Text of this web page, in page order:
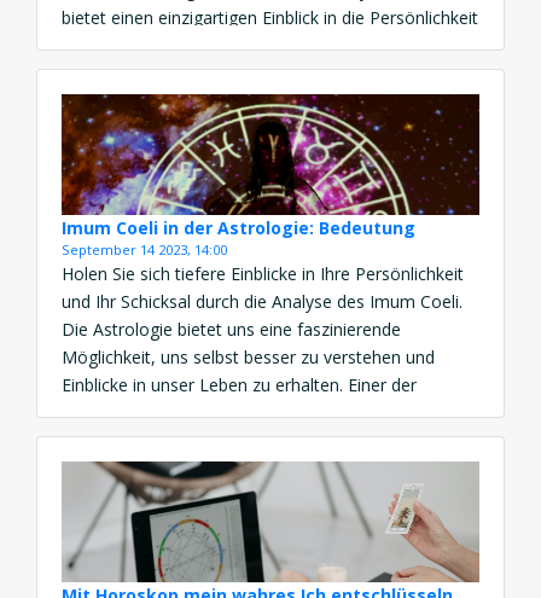
bietet einen einzigartigen Einblick in die Persönlichkeit
und das Schicksal eines Menschen. Die vedische
Astrologie, die Grundlage der indischen Sternzeichen,
hat eine lange Tradition und ist eng […]
Imum Coeli in der Astrologie: Bedeutung
September 14 2023, 14:00
Holen Sie sich tiefere Einblicke in Ihre Persönlichkeit
und Ihr Schicksal durch die Analyse des Imum Coeli.
Die Astrologie bietet uns eine faszinierende
Möglichkeit, uns selbst besser zu verstehen und
Einblicke in unser Leben zu erhalten. Einer der
wichtigen Punkte in Ihrem Geburtshoroskop ist das
Imum Coeli (IC), auch bekannt als der
„Unterweltpunkt“. In diesem […]